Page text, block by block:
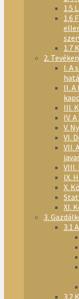
1.5
1.6
1.7
2.
I. A
II.
III.
IV.
V.
VI.
VII.
VIII.
IX.
X.
XI.
3.
3.1
3.2